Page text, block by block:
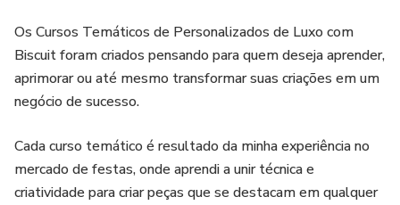
Os Cursos Temáticos de Personalizados de Luxo com
Biscuit foram criados pensando para quem deseja aprender,
aprimorar ou até mesmo transformar suas criações em um
negócio de sucesso.
Cada curso temático é resultado da minha experiência no
mercado de festas, onde aprendi a unir técnica e
criatividade para criar peças que se destacam em qualquer